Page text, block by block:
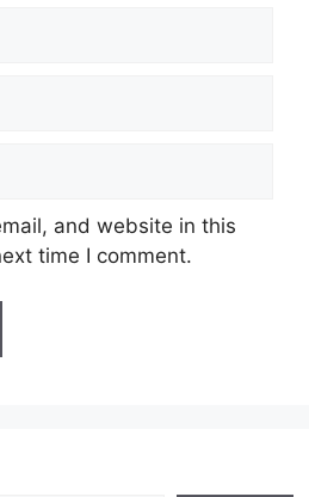
and website in this
time I comment.